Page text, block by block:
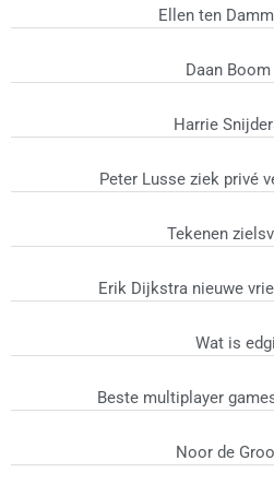
Ellen ten
Daan
Harrie
Peter Lusse ziek privé
Tekenen
Erik Dijkstra nieuwe
Wat is
Beste multiplayer
Noor de